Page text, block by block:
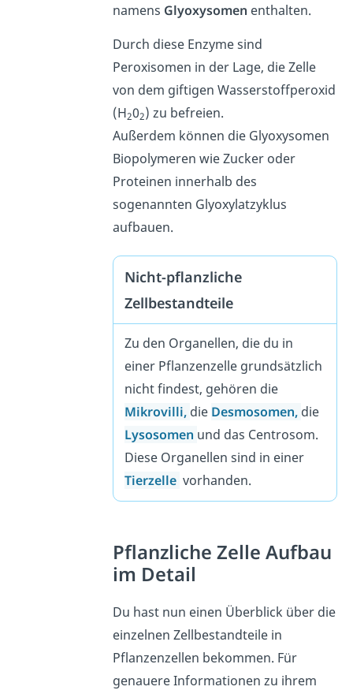
namens Glyoxysomen enthalten.
Durch diese Enzyme sind
Peroxisomen in der Lage, die Zelle
von dem giftigen Wasserstoffperoxid
(H202) zu befreien.
Außerdem können die Glyoxysomen
Biopolymeren wie Zucker oder
Proteinen innerhalb des
sogenannten Glyoxylatzyklus
aufbauen.
Nicht-pflanzliche
Zellbestandteile
Zu den Organellen, die du in
einer Pflanzenzelle grundsätzlich
nicht findest, gehören die
Mikrovilli, die Desmosomen, die
Lysosomen und das Centrosom.
Diese Organellen sind in einer
Tierzelle vorhanden.
Pflanzliche Zelle Aufbau
im Detail
Du hast nun einen Überblick über die
einzelnen Zellbestandteile in
Pflanzenzellen bekommen. Für
genauere Informationen zu ihrem